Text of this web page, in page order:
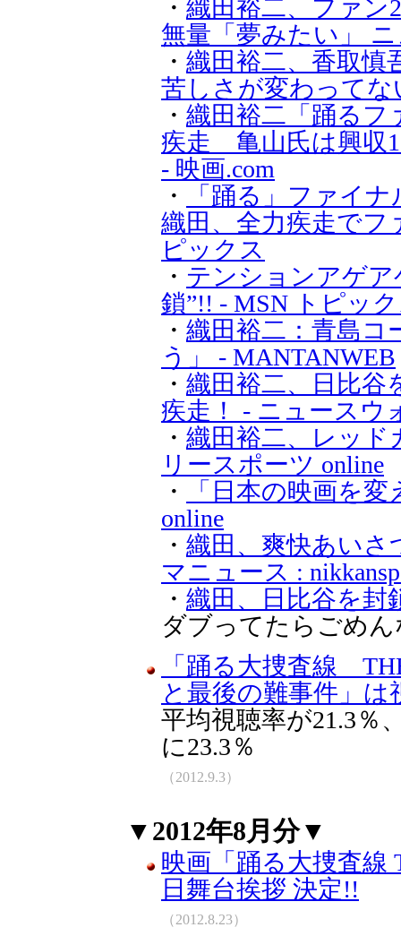
・ 織田裕二、ファン
無量「夢みたい」
・ 織田裕二、香取
苦しさが変わってな
・ 織田裕二「踊るフ
疾走 亀山氏は興収
- 映画.com
・
「踊る」ファイ
織田、全力疾走でフ
ピックス
・ テンションアゲア
鎖”!! - MSN トピッ
・ 織田裕二：青島コ
う」 - MANTANWEB
・ 織田裕二、日比谷
疾走！ - ニュースウ
・ 織田裕二、レッド
リースポーツ online
・
「日本の映画を
online
・ 織田、爽快あいさ
マニュース :
・ 織田、日比谷を封
ダブってたらごめ
「踊る大捜査線
と最後の難事件」は
平均視聴率が21.3％
に23.3％
（2012.9.3）
▼2012年8月分▼
映画「踊る大捜査線
日舞台挨拶 決定!!
（2012.8.23）